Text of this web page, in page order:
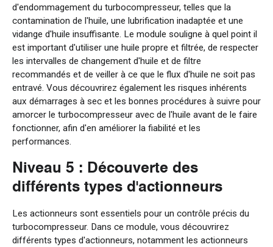
d'endommagement du turbocompresseur, telles que la
contamination de l'huile, une lubrification inadaptée et une
vidange d'huile insuffisante. Le module souligne à quel point il
est important d'utiliser une huile propre et filtrée, de respecter
les intervalles de changement d'huile et de filtre
recommandés et de veiller à ce que le flux d'huile ne soit pas
entravé. Vous découvrirez également les risques inhérents
aux démarrages à sec et les bonnes procédures à suivre pour
amorcer le turbocompresseur avec de l'huile avant de le faire
fonctionner, afin d'en améliorer la fiabilité et les
performances.
Niveau 5 : Découverte des
différents types d'actionneurs
Les actionneurs sont essentiels pour un contrôle précis du
turbocompresseur. Dans ce module, vous découvrirez
différents types d'actionneurs, notamment les actionneurs